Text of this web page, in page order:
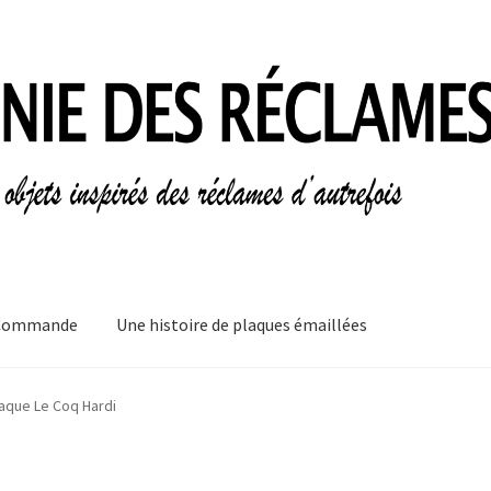
Une histoire de plaques émaillées
Informations légales
Le Coq Hardi